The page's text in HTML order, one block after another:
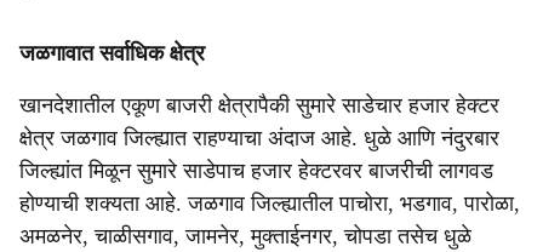
जळगावात सर्वाधिक क्षेत्र
खानदेशातील एकूण बाजरी क्षेत्रापैकी सुमारे साडेचार हजार हेक्टर
क्षेत्र जळगाव जिल्ह्यात राहण्याचा अंदाज आहे. धुळे आणि नंदुरबार
जिल्ह्यांत मिळून सुमारे साडेपाच हजार हेक्टरवर बाजरीची लागवड
होण्याची शक्यता आहे. जळगाव जिल्ह्यातील पाचोरा, भडगाव, पारोळा,
अमळनेर, चाळीसगाव, जामनेर, मुक्ताईनगर, चोपडा तसेच धुळे